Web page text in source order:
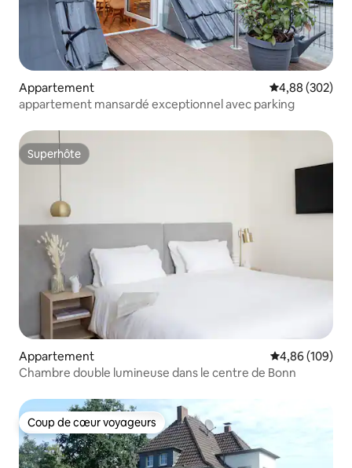
Appartement Évaluation
4,88 (302)
appartement mansardé exceptionnel avec parking
Superhôte
Superhôte
Appartement Évaluation
4,86 (109)
Chambre double lumineuse dans le centre de Bonn
Coup de cœur voyageurs
Coup de cœur voyageurs